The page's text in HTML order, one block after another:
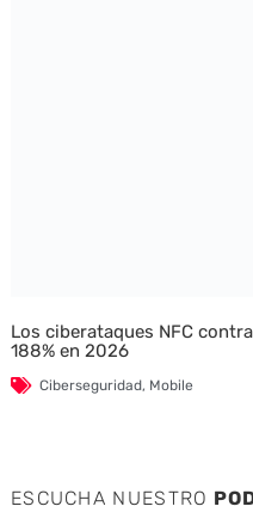
Los ciberataques NFC
188% en 2026
Ciberseguridad, Mobile
ESCUCHA NUESTRO